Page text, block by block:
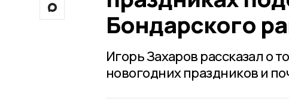
Бондарского
Игорь Захаров рассказал о
новогодних праздников и